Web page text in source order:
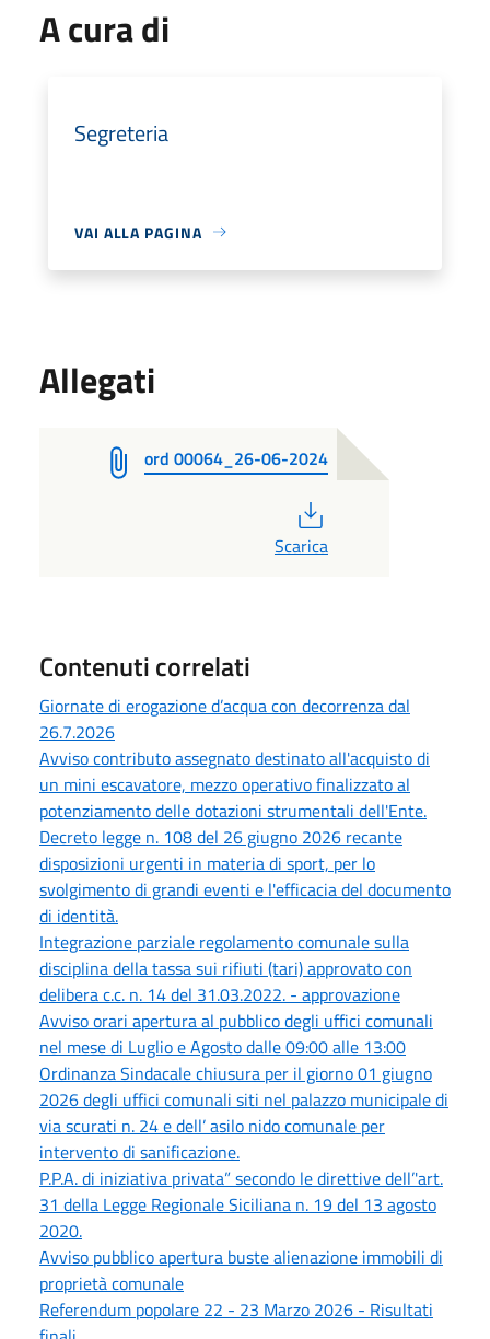
A cura di
Segreteria
VAI ALLA PAGINA
Allegati
ord 00064_26-06-2024
Scarica
Contenuti correlati
Giornate di erogazione d’acqua con decorrenza dal
26.7.2026
Avviso contributo assegnato destinato all'acquisto di
un mini escavatore, mezzo operativo finalizzato al
potenziamento delle dotazioni strumentali dell'Ente.
Decreto legge n. 108 del 26 giugno 2026 recante
disposizioni urgenti in materia di sport, per lo
svolgimento di grandi eventi e l'efficacia del documento
di identità.
Integrazione parziale regolamento comunale sulla
disciplina della tassa sui rifiuti (tari) approvato con
delibera c.c. n. 14 del 31.03.2022. - approvazione
Avviso orari apertura al pubblico degli uffici comunali
nel mese di Luglio e Agosto dalle 09:00 alle 13:00
Ordinanza Sindacale chiusura per il giorno 01 giugno
2026 degli uffici comunali siti nel palazzo municipale di
via scurati n. 24 e dell’ asilo nido comunale per
intervento di sanificazione.
P.P.A. di iniziativa privata” secondo le direttive dell’'art.
31 della Legge Regionale Siciliana n. 19 del 13 agosto
2020.
Avviso pubblico apertura buste alienazione immobili di
proprietà comunale
Referendum popolare 22 - 23 Marzo 2026 - Risultati